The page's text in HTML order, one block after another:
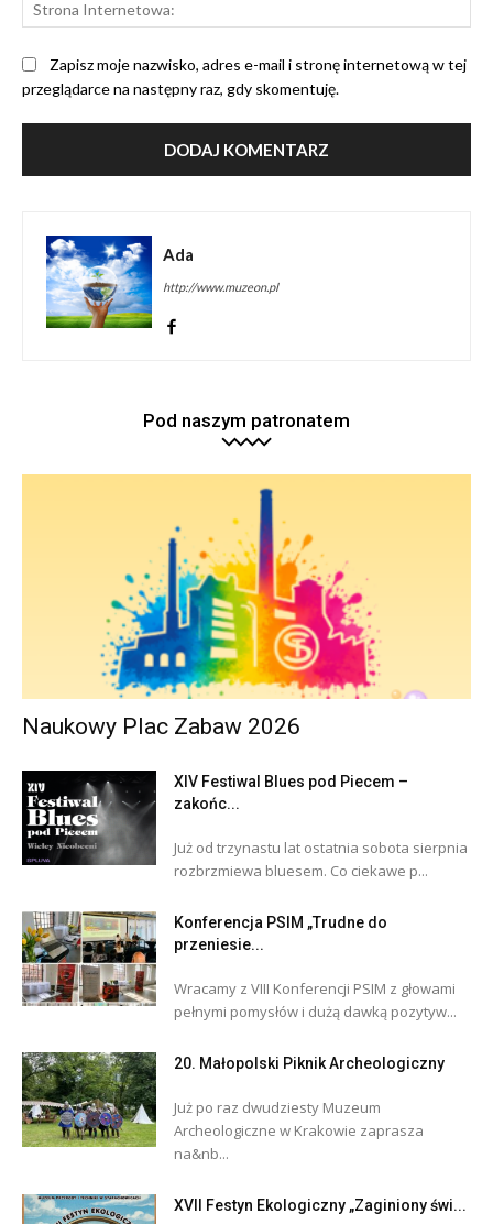
Zapisz moje nazwisko, adres e-mail i stronę internetową w tej
przeglądarce na następny raz, gdy skomentuję.
Ada
http://www.muzeon.pl
Pod naszym patronatem
Naukowy Plac Zabaw 2026
XIV Festiwal Blues pod Piecem –
zakońc...
Już od trzynastu lat ostatnia sobota sierpnia
rozbrzmiewa bluesem. Co ciekawe p...
Konferencja PSIM „Trudne do
przeniesie...
Wracamy z VIII Konferencji PSIM z głowami
pełnymi pomysłów i dużą dawką pozytyw...
20. Małopolski Piknik Archeologiczny
Już po raz dwudziesty Muzeum
Archeologiczne w Krakowie zaprasza
na&nb...
XVII Festyn Ekologiczny „Zaginiony świ...